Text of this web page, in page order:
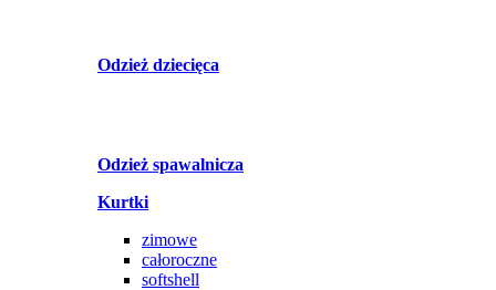
Odzież dziecięca
Odzież spawalnicza
Kurtki
zimowe
całoroczne
softshell